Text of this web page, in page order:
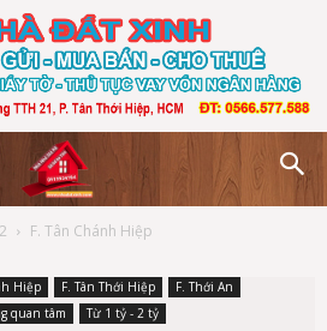
F. Tân Chánh Hiệp
Hiệp F. Tân Thới Hiệp
F. Thới An
quan tâm Từ 1 tỷ - 2 tỷ